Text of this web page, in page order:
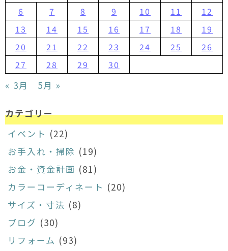
6
7 8 9 10 11
12
13
14 15 16 17 18
19
20
21 22 23 24 25
26
27
28 29 30
« 3月 5月 »
カテゴリー
イベント (22)
お手入れ・掃除 (19)
お金・資金計画 (81)
カラーコーディネート (20)
サイズ・寸法 (8)
ブログ (30)
リフォーム (93)